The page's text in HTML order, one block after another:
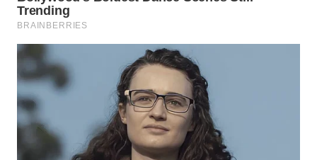
WN
KALTENG
WN
KALTARA
WN
KALSEL